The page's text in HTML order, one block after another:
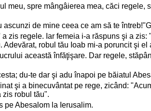
meu, spre mângâierea mea, căci
de mine ceea ce am să te
zis regele. Iar femeia i-a răspuns şi a
robul tău Ioab mi-a poruncit şi
această înfăţişare. Dar regele,
du-te dar şi adu înapoi pe băiatul
şi a binecuvântat pe rege, zicând:
zis robul tău".
pe Abesalom la Ierusalim.